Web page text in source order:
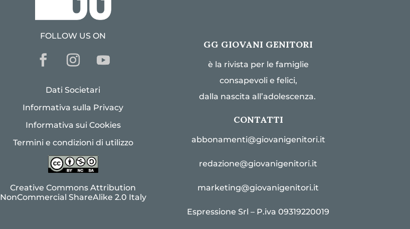
FOLLOW US ON
Dati Societari
Informativa sulla Privacy
Informativa sui Cookies
Termini e condizioni di utilizzo
Creative Commons Attribution
NonCommercial ShareAlike 2.0 Italy
GG GIOVANI GENITORI
è la rivista per le famiglie
consapevoli e felici,
dalla nascita all’adolescenza.
CONTATTI
abbonamenti@giovanigenitori.it
redazione@giovanigenitori.it
marketing@giovanigenitori.it
Espressione Srl – P.iva 09319220019